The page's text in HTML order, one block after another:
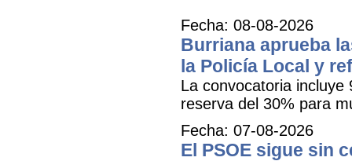
Fecha: 08-08-2026
Burriana aprueba
la Policía Local y
La convocatoria
reserva del 30% para
Fecha: 07-08-2026
El PSOE sigue sin